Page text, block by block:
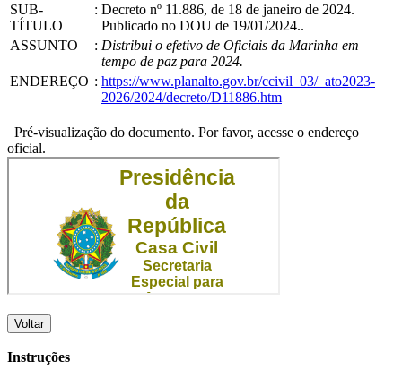
SUB-
TÍTULO
: Decreto nº 11.886, de 18 de janeiro de 2024.
Publicado no DOU de 19/01/2024..
ASSUNTO
: Distribui o efetivo de Oficiais da Marinha em
tempo de paz para 2024.
ENDEREÇO : https://www.planalto.gov.br/ccivil_03/_ato2023-
2026/2024/decreto/D11886.htm
Pré-visualização do documento. Por favor, acesse o endereço
oficial.
Voltar
Instruções